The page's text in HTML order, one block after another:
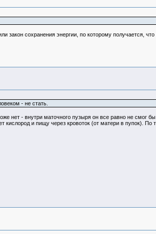
закон сохранения энергии, по которому получается,
- не стать.
нет - внутри маточного пузыря он все равно не смог
кислород и пищу через кровоток (от матери в пупок).